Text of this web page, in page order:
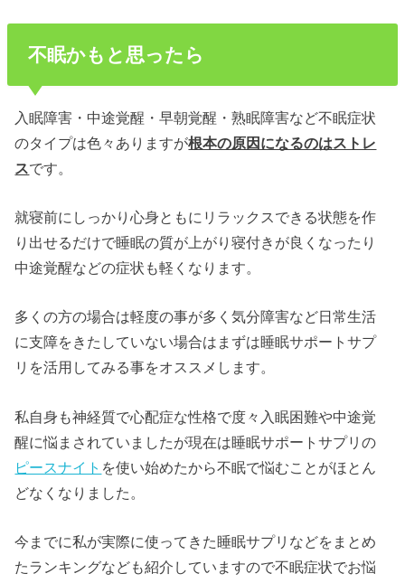
不眠かもと思ったら
入眠障害・中途覚醒・早朝覚醒・熟眠障害など不眠症状
のタイプは色々ありますが根本の原因になるのはストレ
スです。
就寝前にしっかり心身ともにリラックスできる状態を作
り出せるだけで睡眠の質が上がり寝付きが良くなったり
中途覚醒などの症状も軽くなります。
多くの方の場合は軽度の事が多く気分障害など日常生活
に支障をきたしていない場合はまずは睡眠サポートサプ
リを活用してみる事をオススメします。
私自身も神経質で心配症な性格で度々入眠困難や中途覚
醒に悩まされていましたが現在は睡眠サポートサプリの
ピースナイト を使い始めたから不眠で悩むことがほとん
どなくなりました。
今までに私が実際に使ってきた睡眠サプリなどをまとめ
たランキングなども紹介していますので不眠症状でお悩